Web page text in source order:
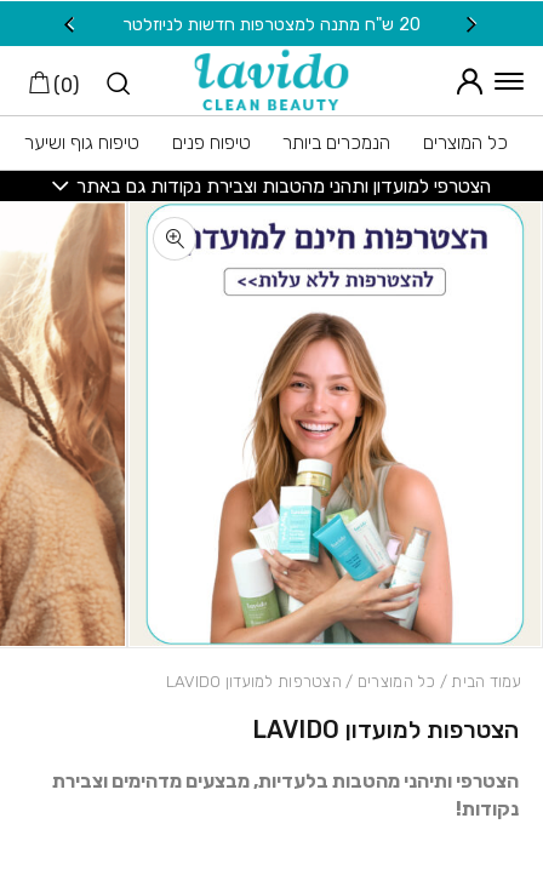
Skip to Content
20 ש"ח מתנה למצטרפות חדשות לניוזלטר
(
0
)
כל המוצרים הנמכרים ביותר טיפוח פנים
טיפוח גוף ושיער
הצטרפי למועדון ותהני מהטבות וצבירת נקודות גם באתר
הצטרפות למועדון LAVIDO
הצטרפי ותיהני מהטבות בלעדיות, מבצעים מדהימים וצבירת
נקודות!
כמות הצטרפות למועדון LAVIDO
עמוד הבית / כל המוצרים / הצטרפות למועדון LAVIDO
בחזרה למעלה